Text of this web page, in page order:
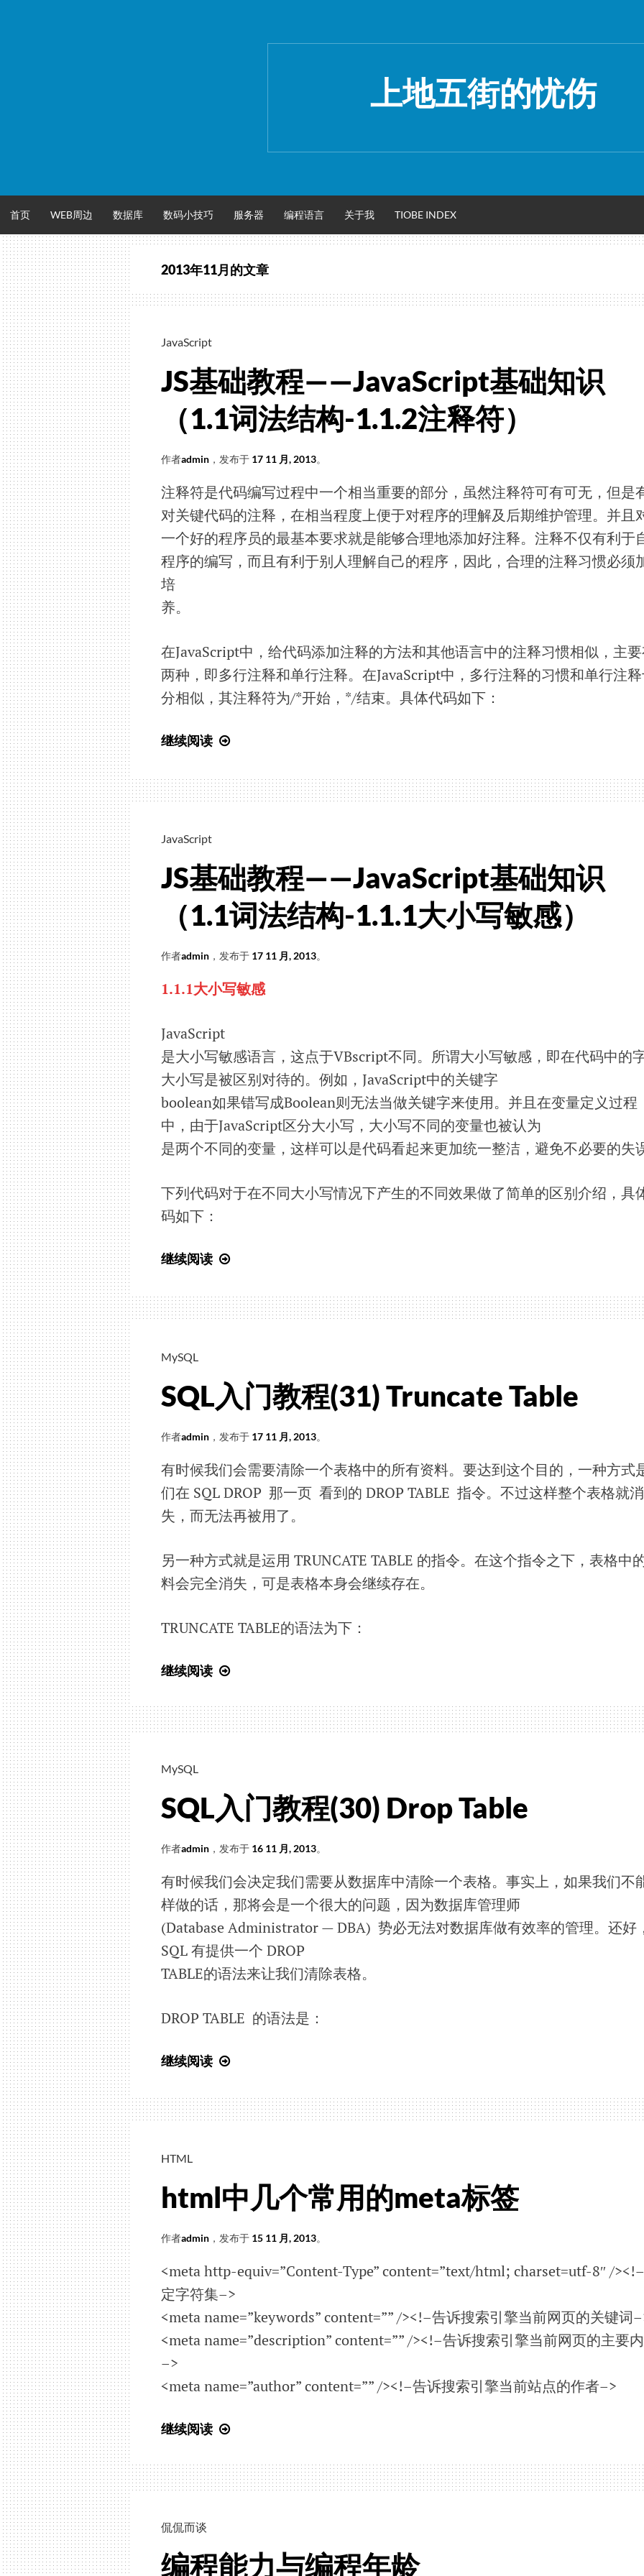
上地五街的忧伤
首页 WEB周边 数据库 数码小技巧 服务器 编程语言 关于我 TIOBE INDEX
2013年11月的文章
JavaScript
JS基础教程——JavaScript基础知识
（1.1词法结构-1.1.2注释符）
作者admin ，发布于 17 11 月, 2013。
注释符是代码编写过程中一个相当重要的部分，虽然注释符可有可无，但是
对关键代码的注释，在相当程度上便于对程序的理解及后期维护管理。并且
一个好的程序员的最基本要求就是能够合理地添加好注释。注释不仅有利于
程序的编写，而且有利于别人理解自己的程序，因此，合理的注释习惯必须
培
养。
在JavaScript中，给代码添加注释的方法和其他语言中的注释习惯相似，主
两种，即多行注释和单行注释。在JavaScript中，多行注释的习惯和单行注
分相似，其注释符为/*开始，*/结束。具体代码如下：
继续阅读
础
教
基
础
知
识
（1.1
法
注
释
符）
JavaScript
JS基础教程——JavaScript基础知识
（1.1词法结构-1.1.1大小写敏感）
作者admin ，发布于 17 11 月, 2013。
1.1.1大小写敏感
JavaScript
是大小写敏感语言，这点于VBscript不同。所谓大小写敏感，即在代码中的
大小写是被区别对待的。例如，JavaScript中的关键字
boolean如果错写成Boolean则无法当做关键字来使用。并且在变量定义过程
中，由于JavaScript区分大小写，大小写不同的变量也被认为
是两个不同的变量，这样可以是代码看起来更加统一整洁，避免不必要的失
下列代码对于在不同大小写情况下产生的不同效果做了简单的区别介绍，具
码如下：
继续阅读
础
教
基
础
知
（1.1
词
法
大
小
敏
MySQL
SQL入门教程(31) Truncate Table
作者admin ，发布于 17 11 月, 2013。
有时候我们会需要清除一个表格中的所有资料。要达到这个目的，一种方式
们在 SQL DROP 那一页 看到的 DROP TABLE 指令。不过这样整个表格就消
失，而无法再被用了。
另一种方式就是运用 TRUNCATE TABLE 的指令。在这个指令之下，表格中
料会完全消失，可是表格本身会继续存在。
TRUNCATE TABLE的语法为下：
继续阅读
门
教
Table
MySQL
SQL入门教程(30) Drop Table
作者admin ，发布于 16 11 月, 2013。
有时候我们会决定我们需要从数据库中清除一个表格。事实上，如果我们不
样做的话，那将会是一个很大的问题，因为数据库管理师
(Database Administrator — DBA) 势必无法对数据库做有效率的管理。还好
SQL 有提供一个 DROP
TABLE的语法来让我们清除表格。
DROP TABLE 的语法是：
继续阅读
门
教
Table
HTML
html中几个常用的meta标签
作者admin ，发布于 15 11 月, 2013。
<meta http-equiv=”Content-Type” content=”text/html; charset=utf-8″ /
定字符集–>
<meta name=”keywords” content=”” /><!–告诉搜索引擎当前网页的关键词
<meta name=”description” content=”” /><!–告诉搜索引擎当前网页的主要
–>
<meta name=”author” content=”” /><!–告诉搜索引擎当前站点的作者–>
继续阅读
几
个
meta
侃侃而谈
编程能力与编程年龄